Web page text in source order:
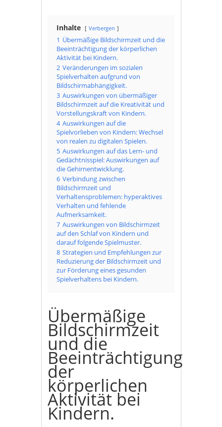
Inhalte Verbergen
1 Übermäßige Bildschirmzeit und die
Beeinträchtigung der körperlichen
Aktivität bei Kindern.
2 Veränderungen im sozialen
Spielverhalten aufgrund von
Bildschirmabhängigkeit.
3 Auswirkungen von übermäßiger
Bildschirmzeit auf die Kreativität und
Vorstellungskraft von Kindern.
4 Auswirkungen auf die
Spielvorlieben von Kindern: Wechsel
von realen zu digitalen Spielen.
5 Auswirkungen auf das Lern- und
Gedächtnisspiel: Auswirkungen auf
die Gehirnentwicklung.
6 Verbindung zwischen
Bildschirmzeit und
Verhaltensproblemen: hyperaktives
Verhalten und fehlende
Aufmerksamkeit.
7 Auswirkungen von Bildschirmzeit
auf den Schlaf von Kindern und
darauf folgende Spielmuster.
8 Strategien und Empfehlungen zur
Reduzierung der Bildschirmzeit und
zur Förderung eines gesunden
Spielverhaltens bei Kindern.
Übermäßige
Bildschirmzeit
und die
Beeinträchtigung
der
körperlichen
Aktivität bei
Kindern.